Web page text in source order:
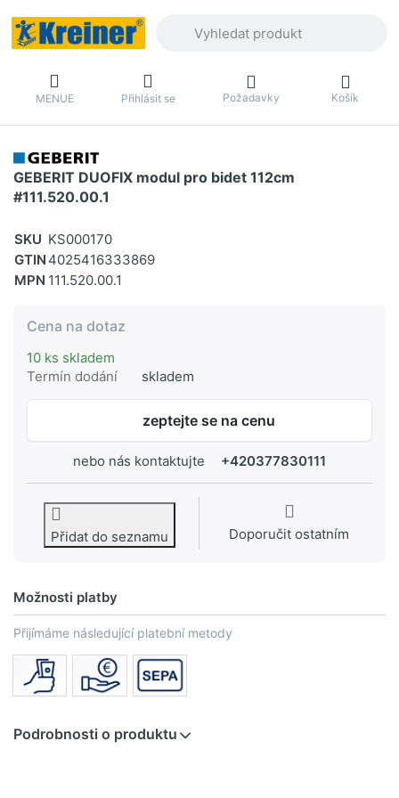
MENUE Přihlásit se Požadavky Košík
GEBERIT DUOFIX modul pro bidet 112cm
#111.520.00.1
SKU KS000170
GTIN 4025416333869
MPN 111.520.00.1
Cena na dotaz
10 ks skladem
Termín dodání
skladem
zeptejte se na cenu
nebo nás kontaktujte +420377830111
Přidat do seznamu Doporučit ostatním
Možnosti platby
Přijímáme následující platební metody
Podrobnosti o produktu